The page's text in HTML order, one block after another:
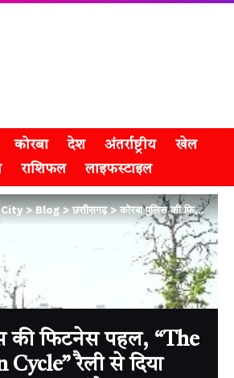
कोरबा देश अंतर्राष्ट्रीय
खेल
राशिफल लाइफस्टाइल
>Blog>छत्तीसगढ़>कोरबा पुलिस की फिटनेस पहल, “The Sunday On Cycle” रैली से दिया स्वास्थ्य जागरूकता का संदेश
की फिटनेस पहल, “The
Cycle” रैली से दिया